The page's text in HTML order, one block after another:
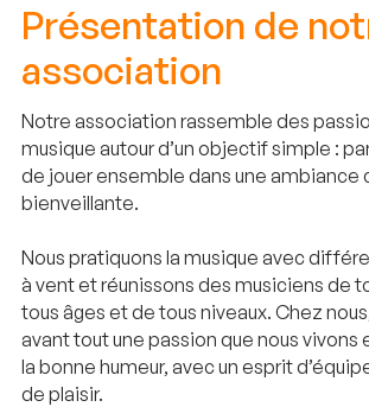
Présentation de
association
Notre association rassemble des
musique autour d’un objectif simple :
de jouer ensemble dans une ambiance
bienveillante.
Nous pratiquons la musique avec
à vent et réunissons des musiciens de
tous âges et de tous niveaux. Chez
avant tout une passion que nous vivons
la bonne humeur, avec un esprit
de plaisir.